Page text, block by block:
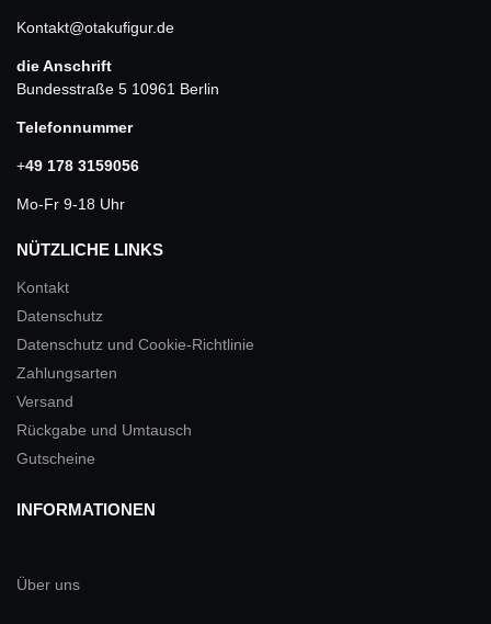
Kontakt@otakufigur.de
die Anschrift
Bundesstraße 5 10961 Berlin
Telefonnummer
+49 178 3159056
Mo-Fr 9-18 Uhr
NÜTZLICHE LINKS
Kontakt
Datenschutz
Datenschutz und Cookie-Richtlinie
Zahlungsarten
Versand
Rückgabe und Umtausch
Gutscheine
INFORMATIONEN
Über uns